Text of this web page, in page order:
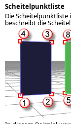
Scheitelpunktliste
Die
beschreibt die